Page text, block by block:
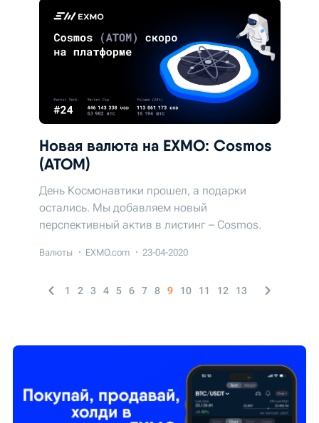
Новая валюта на EXMO: Cosmos
(ATOM)
День Космонавтики прошел, а подарки
остались. Мы добавляем новый
перспективный актив в листинг – Cosmos.
Валюты EXMO.com 23-04-2020
1 2 3 4 5 6 7 8 9 10 11 12 13